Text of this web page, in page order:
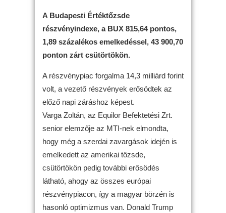
A Budapesti Értéktőzsde
részvényindexe, a BUX 815,64 pontos,
1,89 százalékos emelkedéssel, 43 900,70
ponton zárt csütörtökön.
A részvénypiac forgalma 14,3 milliárd forint
volt, a vezető részvények erősödtek az
előző napi záráshoz képest.
Varga Zoltán, az Equilor Befektetési Zrt.
senior elemzője az MTI-nek elmondta,
hogy még a szerdai zavargások idején is
emelkedett az amerikai tőzsde,
csütörtökön pedig további erősödés
látható, ahogy az összes európai
részvénypiacon, így a magyar börzén is
hasonló optimizmus van. Donald Trump